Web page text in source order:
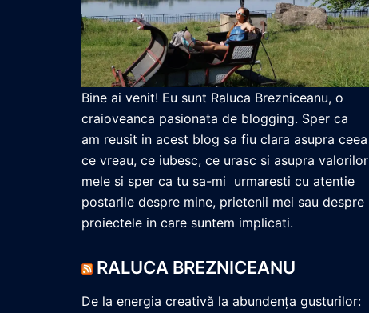
Bine ai venit! Eu sunt Raluca Brezniceanu, o
craioveanca pasionata de blogging. Sper ca
am reusit in acest blog sa fiu clara asupra ceea
ce vreau, ce iubesc, ce urasc si asupra valorilor
mele si sper ca tu sa-mi urmaresti cu atentie
postarile despre mine, prietenii mei sau despre
proiectele in care suntem implicati.
RALUCA BREZNICEANU
De la energia creativă la abundența gusturilor: